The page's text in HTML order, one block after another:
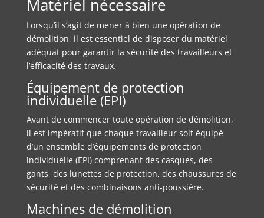
Matériel nécessaire
Lorsqu’il s’agit de mener à bien une opération de
démolition, il est essentiel de disposer du matériel
adéquat pour garantir la sécurité des travailleurs et
l’efficacité des travaux.
Équipement de protection
individuelle (EPI)
Avant de commencer toute opération de démolition,
il est impératif que chaque travailleur soit équipé
d’un ensemble d’équipements de protection
individuelle (EPI) comprenant des casques, des
gants, des lunettes de protection, des chaussures de
sécurité et des combinaisons anti-poussière.
Machines de démolition